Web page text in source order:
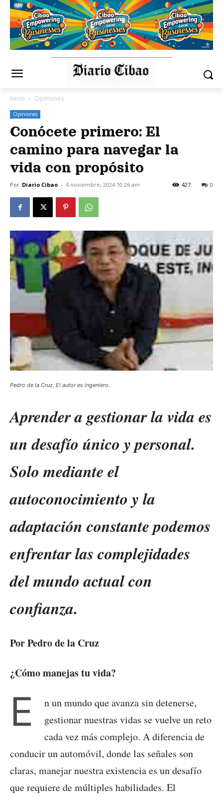
Inicio Opiniones
Opiniones
Conócete primero: El
camino para navegar la
vida con propósito
Por Diario Cibao - 4 noviembre, 2024 10:26 am 0
427
Pedro de la Cruz. El autor es ingeniero.
Aprender a gestionar la vida es
un desafío único y personal.
Solo mediante el
autoconocimiento y la
adaptación constante podemos
enfrentar las complejidades
del mundo actual con
confianza.
Por Pedro de la Cruz
¿Cómo manejas tu vida?
E
n un mundo que avanza sin detenerse,
gestionar nuestras vidas se vuelve un reto
cada vez más complejo. A diferencia de
conducir un automóvil, donde las señales son
claras, manejar nuestra existencia es un desafío
que requiere de múltiples habilidades. El